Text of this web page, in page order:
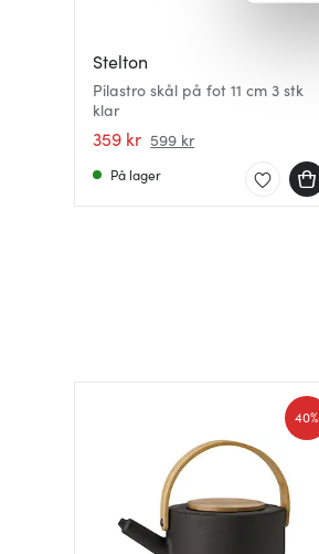
Vi
dem,
Stelton
Pilastro skål på fot 11 cm 3 stk
klar
359 kr 599 kr
På lager
40%